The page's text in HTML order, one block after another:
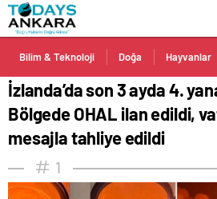
Bilim & Teknoloji Doğa Hayvanlar
mesajla tahliye edildi
İzlanda’da son 3 ayda 4.
Bölgede OHAL ilan edildi,
mesajla tahliye edildi
1